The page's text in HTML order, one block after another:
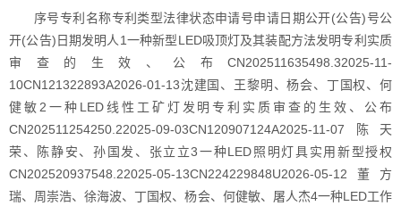
序号专利名称专利类型法律状态申请号申请日期公开(公告)号公
开(公告)日期发明人1一种新型LED吸顶灯及其装配方法发明专利实质
审查的生效、公布CN202511635498.32025-11-
10CN121322893A2026-01-13沈建国、王黎明、杨会、丁国权、何
健敏2一种LED线性工矿灯发明专利实质审查的生效、公布
CN202511254250.22025-09-03CN120907124A2025-11-07陈天
荣、陈静安、孙国发、张立立3一种LED照明灯具实用新型授权
CN202520937548.22025-05-13CN224229848U2026-05-12董方
瑞、周崇浩、徐海波、丁国权、杨会、何健敏、屠人杰4一种LED工作